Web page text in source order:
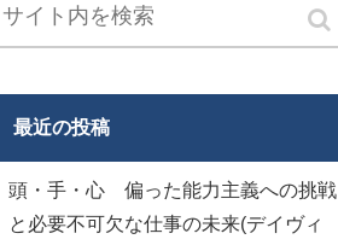
最近の投稿
頭・手・心 偏った能力主義への挑戦
と必要不可欠な仕事の未来(デイヴィ